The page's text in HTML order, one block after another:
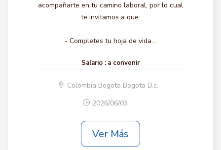
acompañarte en tu camino laboral, por lo cual
te invitamos a que:
- Completes tu hoja de vida...
Salario : a convenir
Colombia Bogota Bogota D.c.
2026/06/03
Ver Más